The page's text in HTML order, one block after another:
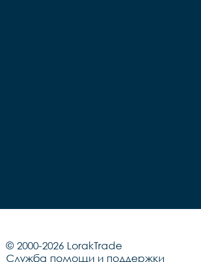
© 2000-2026 LorakTrade
Служба помощи и поддержки